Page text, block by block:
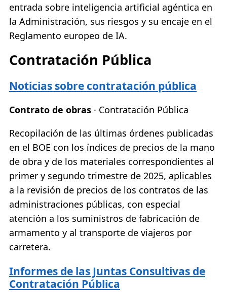
entrada sobre inteligencia artificial agéntica en
la Administración, sus riesgos y su encaje en el
Reglamento europeo de IA.
Contratación Pública
Noticias sobre contratación pública
Contrato de obras · Contratación Pública
Recopilación de las últimas órdenes publicadas
en el BOE con los índices de precios de la mano
de obra y de los materiales correspondientes al
primer y segundo trimestre de 2025, aplicables
a la revisión de precios de los contratos de las
administraciones públicas, con especial
atención a los suministros de fabricación de
armamento y al transporte de viajeros por
carretera.
Informes de las Juntas Consultivas de
Contratación Pública